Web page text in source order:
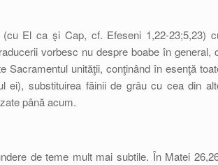
El ca şi Cap, cf. Efeseni 1,22-23;5,23)
vorbesc nu despre boabe în general,
Sacramentul unităţii, conţinând în esenţă
ei), substituirea făinii de grâu cu cea din
până acum.
de teme mult mai subtile. În Matei